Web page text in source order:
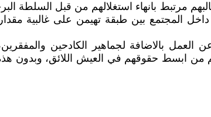
مرتبط بانهاء استغلالهم من قبل السلطة
داخل المجتمع بين طبقة تهيمن على غالبية
العمل بالاضافة لجماهير الكادحين
ابسط حقوقهم في العيش اللائق، وبدون هذه